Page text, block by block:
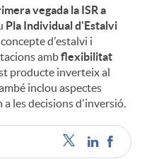
vegada la ISR a
Pla Individual d'Estalvi
d'estalvi i
ambflexibilitat
producte inverteix al
inclou aspectes
a les decisions d'inversió.